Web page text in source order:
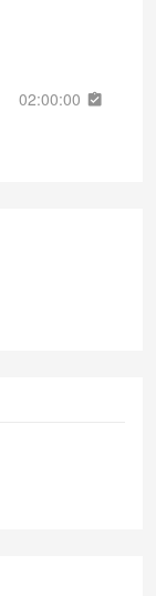
02:00:00